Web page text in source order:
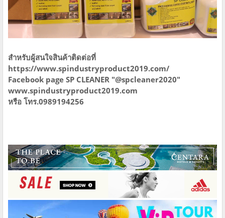
สำหรับผู้สนใจสินค้าติดต่อที่
https://www.spindustryproduct2019.com/
Facebook page SP CLEANER "@spcleaner2020"
www.spindustryproduct2019.com
หรือ โทร.0989194256